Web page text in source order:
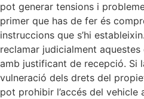
pot generar tensions i
primer que has de fer és
instruccions que s’hi
reclamar judicialment
amb justificant de recepció. Si
vulneració dels drets del
pot prohibir l’accés del